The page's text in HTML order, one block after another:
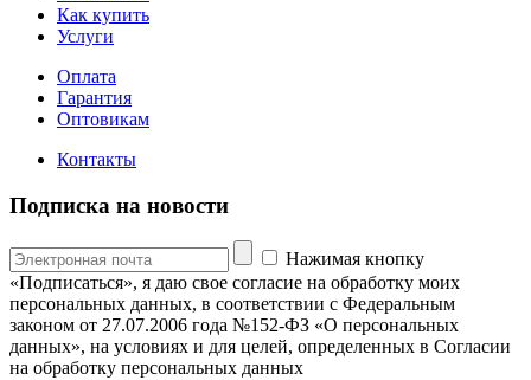
Как купить
Услуги
Оплата
Гарантия
Оптовикам
Контакты
Подписка на новости
Нажимая кнопку
«Подписаться», я даю свое согласие на обработку моих
персональных данных, в соответствии с Федеральным
законом от 27.07.2006 года №152-ФЗ «О персональных
данных», на условиях и для целей, определенных в Согласии
на обработку персональных данных